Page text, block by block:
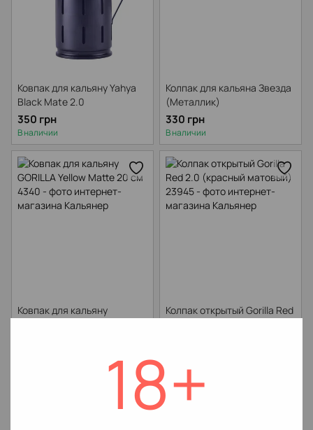
18+
Ковпак для кальяну Yahya
Black Mate 2.0
350 грн
В наличии
Колпак для кальяна Звезда
(Металлик)
330 грн
В наличии
Ковпак для кальяну
Колпак открытый Gorilla Red